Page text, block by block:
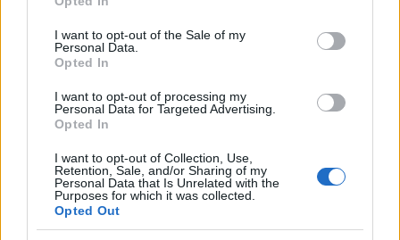
use your data for below specified purposes in below Google
consent section.
I want to opt-out of the Sale of my
Personal Data.
Opted In
I want to opt-out of processing my
Personal Data for Targeted Advertising.
Opted In
I want to opt-out of Collection, Use,
Retention, Sale, and/or Sharing of my
Personal Data that Is Unrelated with the
Purposes for which it was collected.
Opted Out